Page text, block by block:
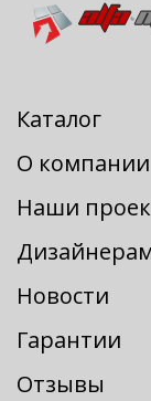
Каталог
О компании
Наши
Новости
Гарантии
Отзывы